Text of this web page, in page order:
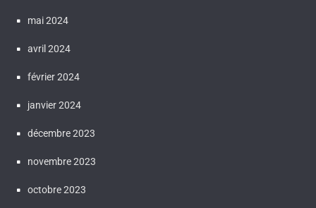
mai 2024
avril 2024
février 2024
janvier 2024
décembre 2023
novembre 2023
octobre 2023